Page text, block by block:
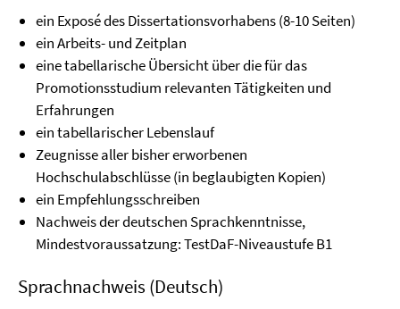
ein Exposé des Dissertationsvorhabens (8-10 Seiten)
ein Arbeits- und Zeitplan
eine tabellarische Übersicht über die für das
Promotionsstudium relevanten Tätigkeiten und
Erfahrungen
ein tabellarischer Lebenslauf
Zeugnisse aller bisher erworbenen
Hochschulabschlüsse (in beglaubigten Kopien)
ein Empfehlungsschreiben
Nachweis der deutschen Sprachkenntnisse,
Mindestvoraussatzung: TestDaF-Niveaustufe B1
Sprachnachweis (Deutsch)